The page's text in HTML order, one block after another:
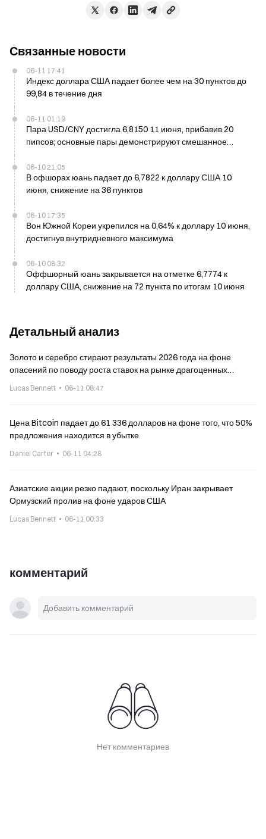
Связанные новости
06-11 17:41
Индекс доллара США падает более чем на 30 пунктов до
99,84 в течение дня
06-11 01:19
Пара USD/CNY достигла 6,8150 11 июня, прибавив 20
пипсов; основные пары демонстрируют смешанное
06-10 21:05
В офшорах юань падает до 6,7822 к доллару США 10
июня, снижение на 36 пунктов
06-10 17:35
Вон Южной Кореи укрепился на 0,64% к доллару 10 июня,
достигнув внутридневного максимума
06-10 08:32
Оффшорный юань закрывается на отметке 6,7774 к
доллару США, снижение на 72 пункта по итогам 10 июня
Детальный анализ
Золото и серебро стирают результаты 2026 года на фоне
опасений по поводу роста ставок на рынке драгоценных
Lucas Bennett 06-11 08:47
Цена Bitcoin падает до 61 336 долларов на фоне того, что 50%
предложения находится в убытке
Daniel Carter 06-11 04:28
Азиатские акции резко падают, поскольку Иран закрывает
Ормузский пролив на фоне ударов США
Lucas Bennett 06-11 00:33
комментарий
Нет комментариев